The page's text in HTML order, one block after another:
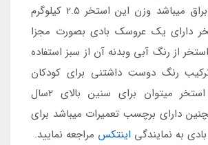
استخر از وینیل براق میباشد وزن این استخر 2.5 کیلوگرم
دارای یک عروسک بادی بصورت مجزا
از رنگ آبی وبدنه آن از سبز استفاده
رنگ دوست داشتنی برای کودکان
میباشد از این استخر میتوان برای سنین بالای 2سال
دارای برچسب تعمیرات میباشد برای
به نمایندگی اینتکس مراجعه نمایید.